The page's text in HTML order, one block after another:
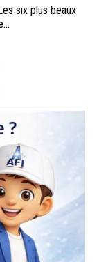
six plus beaux